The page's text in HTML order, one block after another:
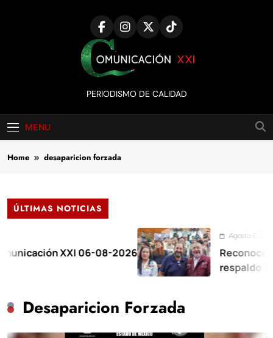
Comunicación
XXI
PERIODISMO DE CALIDAD
MENU
Home desaparicion forzada
ÚLTIMAS NOTICIAS
XXI 06-08-2026
Agosto 6, 2026
Reconoce
respaldo al Plan
Desaparicion Forzada